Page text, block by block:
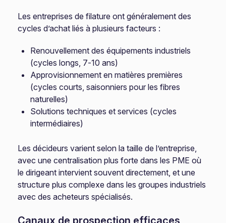
Les entreprises de filature ont généralement des
cycles d’achat liés à plusieurs facteurs :
Renouvellement des équipements industriels
(cycles longs, 7-10 ans)
Approvisionnement en matières premières
(cycles courts, saisonniers pour les fibres
naturelles)
Solutions techniques et services (cycles
intermédiaires)
Les décideurs varient selon la taille de l’entreprise,
avec une centralisation plus forte dans les PME où
le dirigeant intervient souvent directement, et une
structure plus complexe dans les groupes industriels
avec des acheteurs spécialisés.
Canaux de prospection efficaces